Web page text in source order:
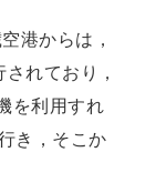
港からは，
れており，
を利用すれ
き，そこか